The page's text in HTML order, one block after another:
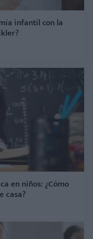
infantil con la
en niños: ¿Cómo
casa?